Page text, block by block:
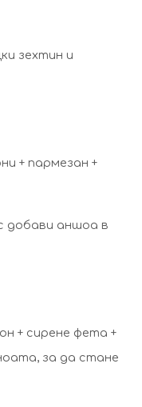
зехтин и
+ пармезан +
добави аншоа в
+ сирене фета +
за да стане